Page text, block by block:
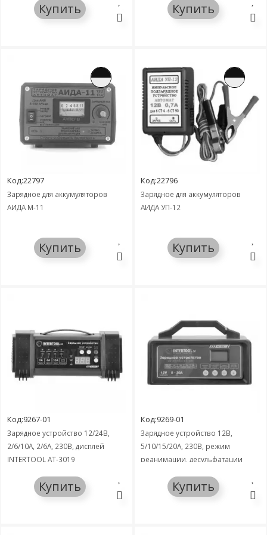
Купить Купить
Код:22797
Зарядное для аккумуляторов
АИДА М-11
Купить
Код:22796
Зарядное для аккумуляторов
АИДА УП-12
Купить
Код:9267-01
Зарядное устройство 12/24В,
2/6/10А, 2/6A, 230В, дисплей
INTERTOOL AT-3019
Купить
Код:9269-01
Зарядное устройство 12В,
5/10/15/20А, 230В, режим
реанимации, десульфатации
Купить